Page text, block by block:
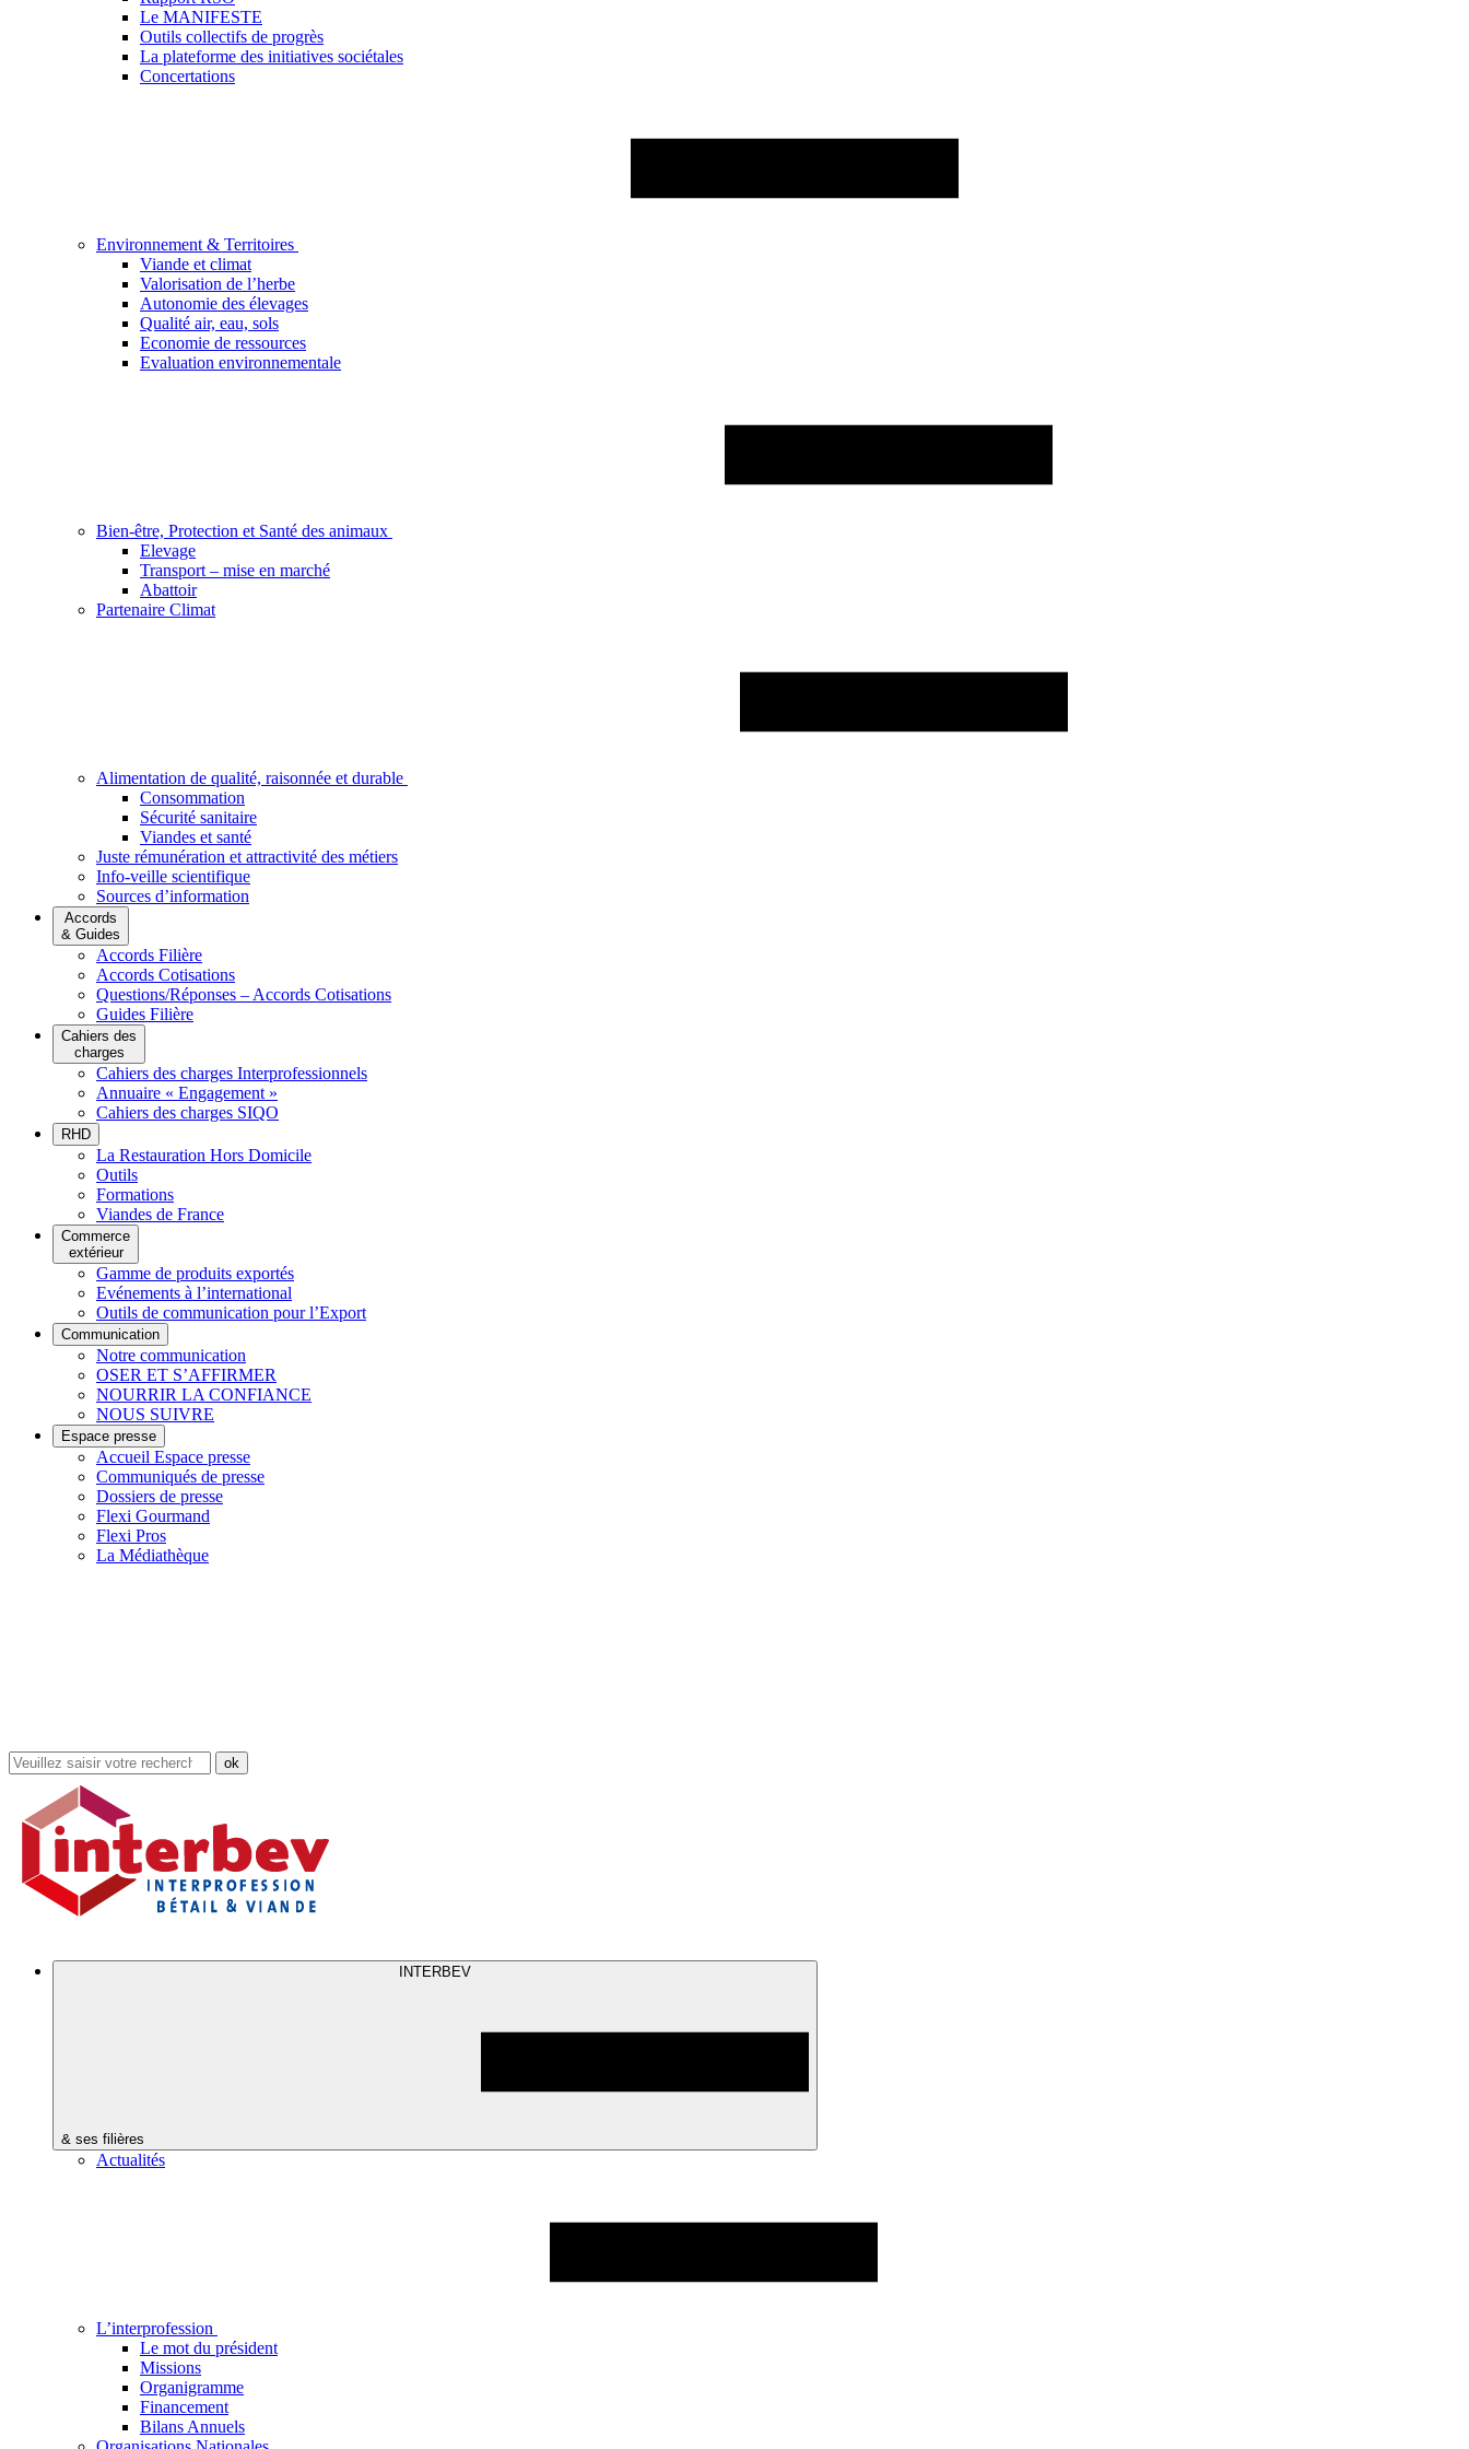
Le MANIFESTE
Outils collectifs de progrès
La plateforme des initiatives sociétales
Concertations
Environnement & Territoires
Viande et climat
Valorisation de l’herbe
Autonomie des élevages
Qualité air, eau, sols
Economie de ressources
Evaluation environnementale
Bien-être, Protection et Santé des animaux
Elevage
Transport – mise en marché
Abattoir
Partenaire Climat
Alimentation de qualité, raisonnée et durable
Consommation
Sécurité sanitaire
Viandes et santé
Juste rémunération et attractivité des métiers
Info-veille scientifique
Sources d’information
Accords
& Guides
Accords Filière
Accords Cotisations
Questions/Réponses – Accords Cotisations
Guides Filière
Cahiers des
charges
Cahiers des charges Interprofessionnels
Annuaire « Engagement »
Cahiers des charges SIQO
RHD
La Restauration Hors Domicile
Outils
Formations
Viandes de France
Commerce
extérieur
Gamme de produits exportés
Evénements à l’international
Outils de communication pour l’Export
Communication
Notre communication
OSER ET S’AFFIRMER
NOURRIR LA CONFIANCE
NOUS SUIVRE
Espace presse
Accueil Espace presse
Communiqués de presse
Dossiers de presse
Flexi Gourmand
Flexi Pros
La Médiathèque
Rechercher
dans
site
INTERBEV
& ses filières
Actualités
L’interprofession
Le mot du président
Missions
Organigramme
Financement
Bilans Annuels